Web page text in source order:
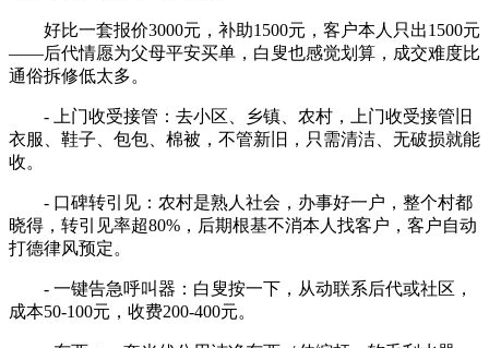
好比一套报价3000元，补助1500元，客户本人只出1500元
——后代情愿为父母平安买单，白叟也感觉划算，成交难度比
通俗拆修低太多。
- 上门收受接管：去小区、乡镇、农村，上门收受接管旧
衣服、鞋子、包包、棉被，不管新旧，只需清洁、无破损就能
收。
- 口碑转引见：农村是熟人社会，办事好一户，整个村都
晓得，转引见率超80%，后期根基不消本人找客户，客户自动
打德律风预定。
- 一键告急呼叫器：白叟按一下，从动联系后代或社区，
成本50-100元，收费200-400元。